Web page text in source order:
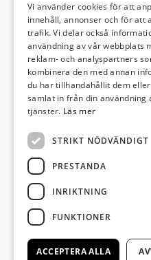
Leveransadress:
Björkhemsvägen 9
291 54 Kristianstad
Besöksadress:
Västra Boulevarden 41
(enligt överenskommelse)
info@invectus.net
Postadress:
Invectus Bygg &
Vi använder cookies för att
innehåll, annonser och för att
trafik. Vi delar också
användning av vår webbplats
reklam- och analyspartners
kombinera den med annan
du har tillhandahållit dem
samlat in från din användning
tjänster. Läs mer
STRIKT NÖDVÄNDIGT
PRESTANDA
INRIKTNING
FUNKTIONER
ACCEPTERA ALLA